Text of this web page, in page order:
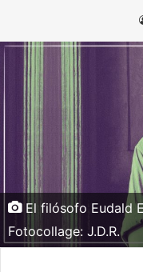
El filósofo Eudald
Fotocollage: J.D.R.